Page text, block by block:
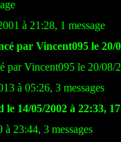
à 21:28, 1 message
par Vincent095 le 20/
par Vincent095 le 20/08/
à 05:26, 3 messages
14/05/2002 à 22:33, 17
23:44, 3 messages